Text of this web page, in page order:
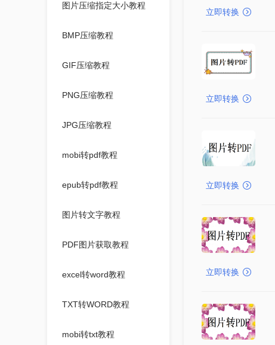
图片压缩指定大小教程
BMP压缩教程
GIF压缩教程
PNG压缩教程
JPG压缩教程
mobi转pdf教程
epub转pdf教程
图片转文字教程
PDF图片获取教程
excel转word教程
TXT转WORD教程
mobi转txt教程
立即转换
立即转换
立即转换
立即转换